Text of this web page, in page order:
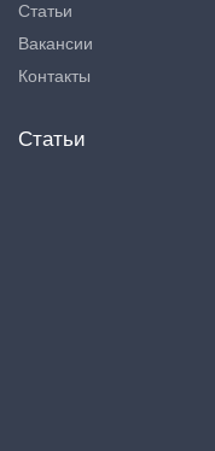
Статьи
Вакансии
Контакты
Статьи